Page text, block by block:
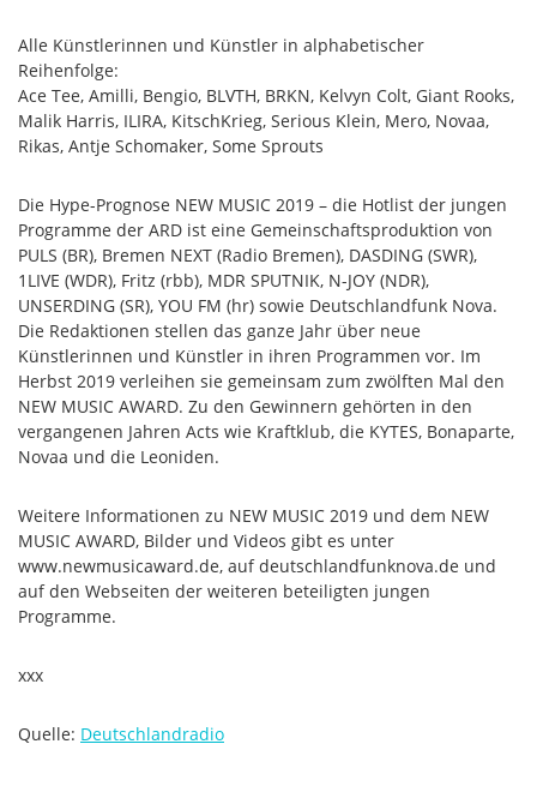
Alle Künstlerinnen und Künstler in alphabetischer
Reihenfolge:
Ace Tee, Amilli, Bengio, BLVTH, BRKN, Kelvyn Colt, Giant Rooks,
Malik Harris, ILIRA, KitschKrieg, Serious Klein, Mero, Novaa,
Rikas, Antje Schomaker, Some Sprouts
Die Hype-Prognose NEW MUSIC 2019 – die Hotlist der jungen
Programme der ARD ist eine Gemeinschaftsproduktion von
PULS (BR), Bremen NEXT (Radio Bremen), DASDING (SWR),
1LIVE (WDR), Fritz (rbb), MDR SPUTNIK, N-JOY (NDR),
UNSERDING (SR), YOU FM (hr) sowie Deutschlandfunk Nova.
Die Redaktionen stellen das ganze Jahr über neue
Künstlerinnen und Künstler in ihren Programmen vor. Im
Herbst 2019 verleihen sie gemeinsam zum zwölften Mal den
NEW MUSIC AWARD. Zu den Gewinnern gehörten in den
vergangenen Jahren Acts wie Kraftklub, die KYTES, Bonaparte,
Novaa und die Leoniden.
Weitere Informationen zu NEW MUSIC 2019 und dem NEW
MUSIC AWARD, Bilder und Videos gibt es unter
www.newmusicaward.de, auf deutschlandfunknova.de und
auf den Webseiten der weiteren beteiligten jungen
Programme.
xxx
Quelle: Deutschlandradio